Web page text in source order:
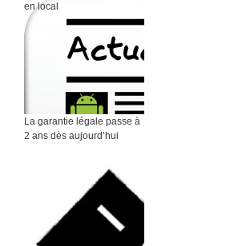
en local
La garantie légale passe à
2 ans dès aujourd’hui